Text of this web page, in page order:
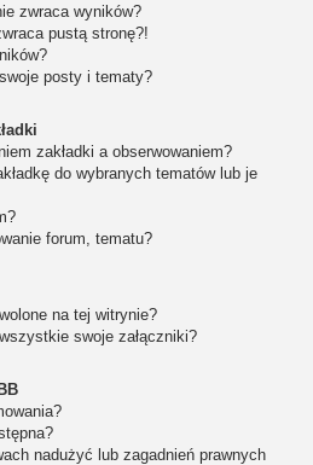
zwraca wyników?
pustą stronę?!
posty i tematy?
zakładki a obserwowaniem?
do wybranych tematów lub je
forum, tematu?
na tej witrynie?
swoje załączniki?
nadużyć lub zagadnień prawnych